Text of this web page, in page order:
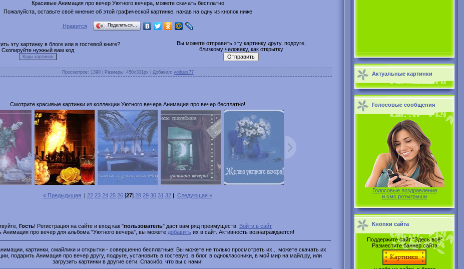
Красивые Анимация про вечер Уютного вечера, можете скачать бесплатно
Пожалуйста, оставьте своё мнение об этой графической картинке, нажав на одну из кнопок ниже
Нравится Поделиться…
эту картинку в блоге или в гостевой книге?
Скопируйте нужный вам код
Вы можете отправить эту картинку другу, подруге,
близкому человеку, как открытку
Просмотров: 1390 | Размеры: 450x301px | Добавил: yolbars77
Смотрите красивые картинки из коллекции Уютного вечера Анимация про вечер бесплатно!
« Предыдущая | 22 23 24 25 26 [27] 28 29 30 31 32 | Следующая »
Гость! Регистрация на сайте и вход как "пользователь" даст вам ряд преимуществ. Войти в сайт
Анимация про вечер для альбома "Уютного вечера", вы можете добавить их в сайт. Активность вознаграждается!
картинки, смайлики и открытки - совершенно бесплатные! Вы можете не только просмотреть их... можете скачать их
подарить Анимация про вечер другу, подруге, установить в гостевую, в блог, в одноклассники, в мой мир на майл.ру, или
загрузить картинки в другие сети. Спасибо, что вы с нами!
Актуальные картинки
Голосовые сообщения
Голосовые поздравления
и смс розыгрыши
Кнопки сайта
Поддержите сайт "Здесь всё"
Разместите баннер сайта